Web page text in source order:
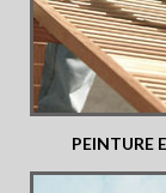
PEINTURE